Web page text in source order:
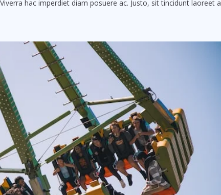
hac imperdiet diam posuere ac. Justo, sit tincidunt laoreet a